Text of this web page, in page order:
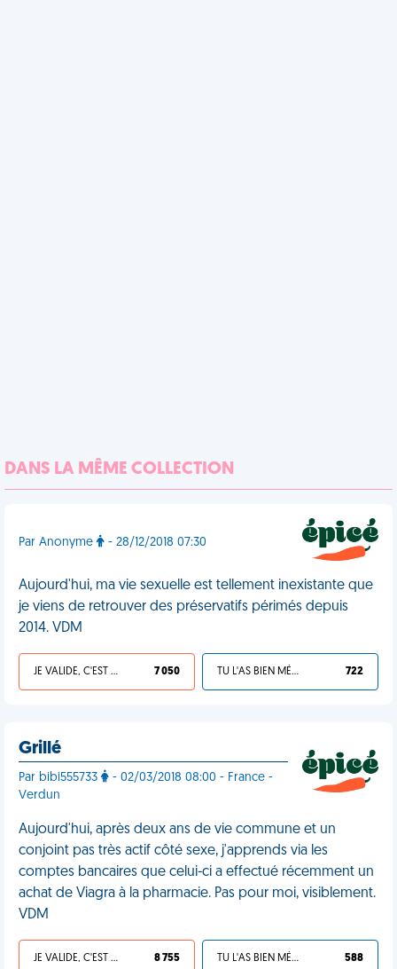
DANS LA MÊME COLLECTION
Par Anonyme - 28/12/2018 07:30
Aujourd'hui, ma vie sexuelle est tellement inexistante que
je viens de retrouver des préservatifs périmés depuis
2014. VDM
JE VALIDE, C'EST UNE VDM 7 050 TU L'AS BIEN MÉRITÉ 722
Grillé
Par bibi555733
- 02/03/2018 08:00 - France -
Verdun
Aujourd'hui, après deux ans de vie commune et un
conjoint pas très actif côté sexe, j'apprends via les
comptes bancaires que celui-ci a effectué récemment un
achat de Viagra à la pharmacie. Pas pour moi, visiblement.
VDM
JE VALIDE, C'EST UNE VDM 8 755 TU L'AS BIEN MÉRITÉ 588